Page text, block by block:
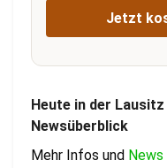
Jetzt
Heute in der
Newsüberblick
Mehr Infos und News